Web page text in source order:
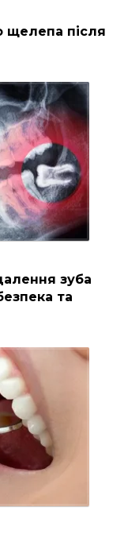
щелепа після
зуба
та